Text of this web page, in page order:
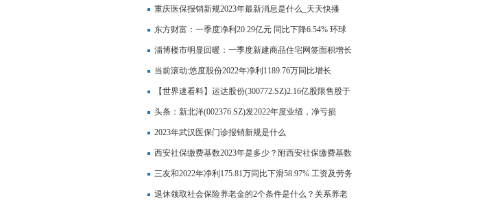
上涨-每日焦点
重庆医保报销新规2023年最新消息是什么_天天快播
东方财富：一季度净利20.29亿元 同比下降6.54% 环球
看点
淄博楼市明显回暖：一季度新建商品住宅网签面积增长
61％ 天天微动态
当前滚动:悠度股份2022年净利1189.76万同比增长
41.54% 产品毛利增加
【世界速看料】运达股份(300772.SZ)2.16亿股限售股于
4月26日可上市流通
头条：新北洋(002376.SZ)发2022年度业绩，净亏损
2566.81万元，同比由盈转亏，每10股派1.5元
2023年武汉医保门诊报销新规是什么
西安社保缴费基数2023年是多少？附西安社保缴费基数
计算公式 全球热点评
三友和2022年净利175.81万同比下滑58.97% 工资及劳务
费上升_每日看点
退休领取社会保险养老金的2个条件是什么？关系养老